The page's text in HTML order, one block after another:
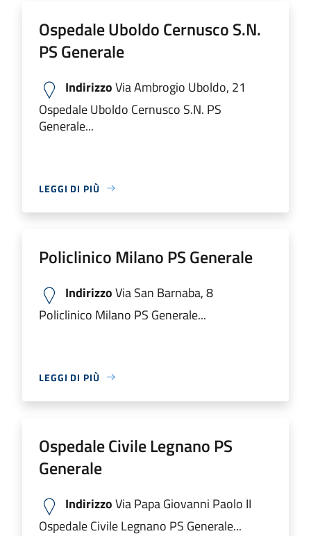
Ospedale Uboldo Cernusco S.N.
PS Generale
IndirizzoVia Ambrogio Uboldo, 21
Ospedale Uboldo Cernusco S.N. PS
Generale...
LEGGI DI PIÙ
Policlinico Milano PS Generale
IndirizzoVia San Barnaba, 8
Policlinico Milano PS Generale...
LEGGI DI PIÙ
Ospedale Civile Legnano PS
Generale
IndirizzoVia Papa Giovanni Paolo II
Ospedale Civile Legnano PS Generale...